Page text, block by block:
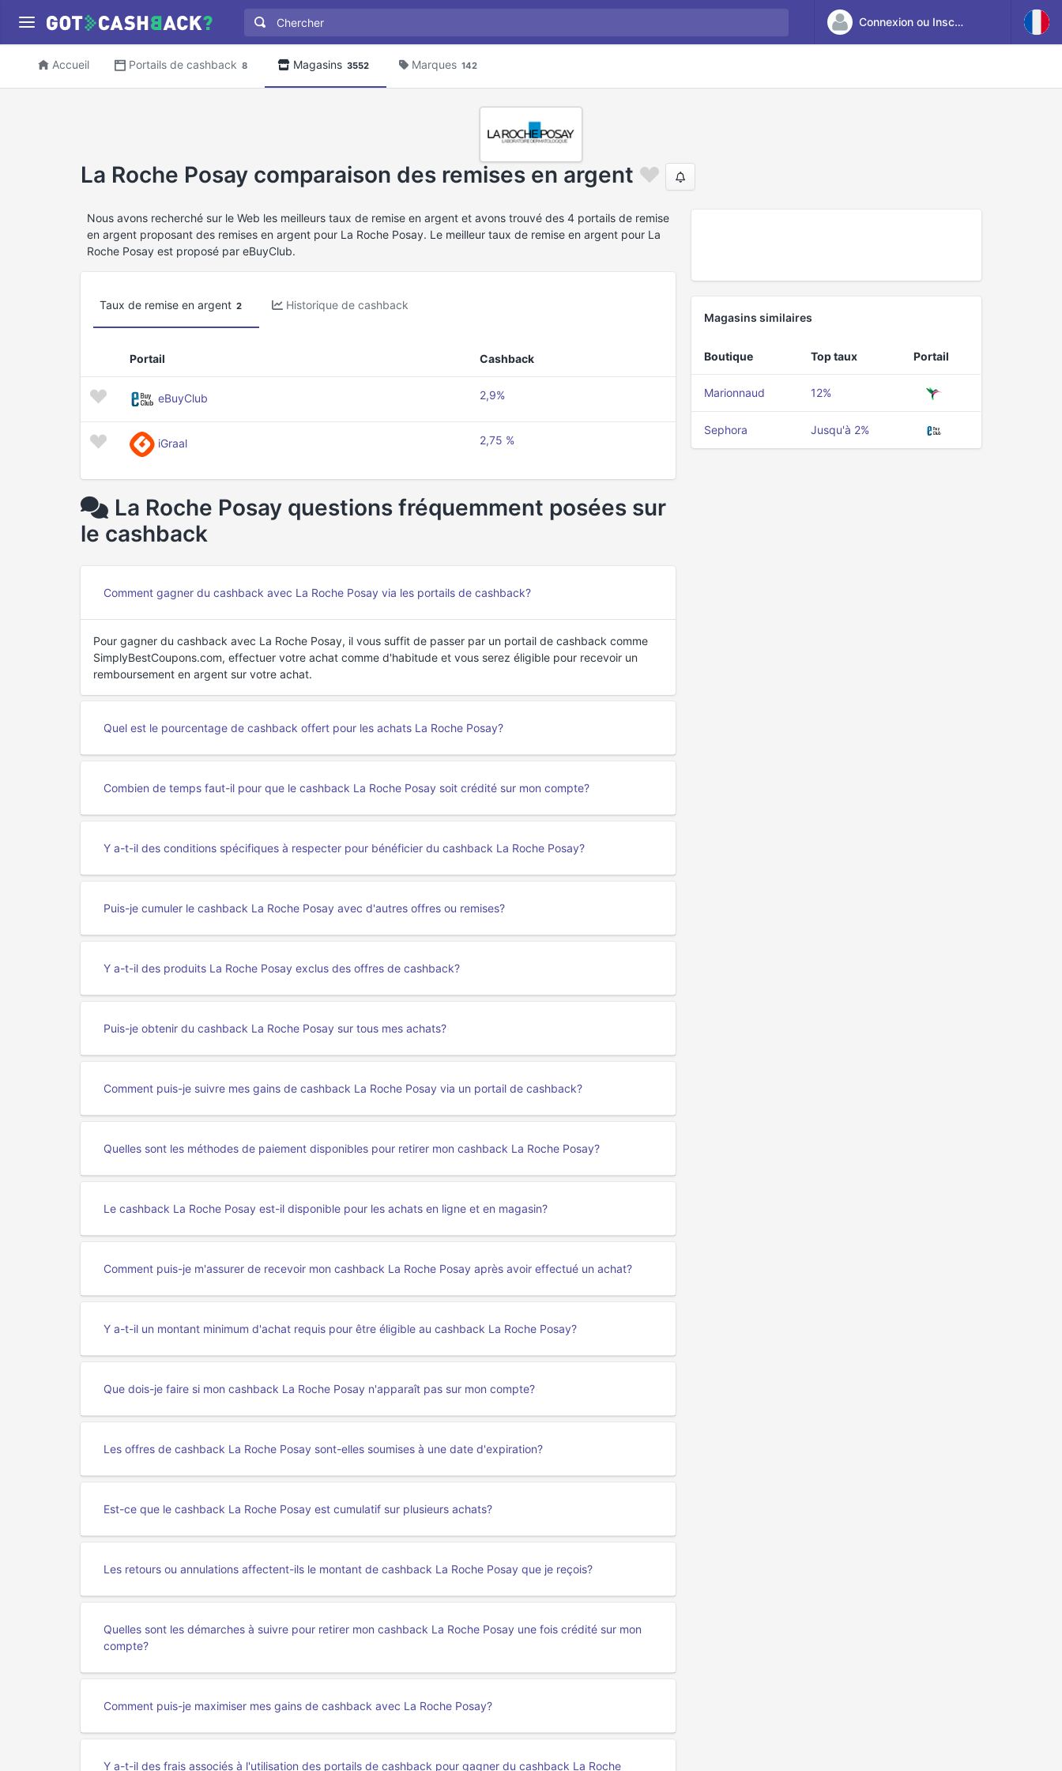
Connexion ou Inscription
Accueil Portails de cashback 8 Magasins 3552 Marques 142
La Roche Posay comparaison des remises en argent
Nous avons recherché sur le Web les meilleurs taux de remise en argent et avons trouvé des 4 portails de remise
en argent proposant des remises en argent pour La Roche Posay. Le meilleur taux de remise en argent pour La
Roche Posay est proposé par eBuyClub.
Taux de remise en argent 2 Historique de cashback
Portail Cashback
eBuyClub 2,9%
iGraal 2,75 %
La Roche Posay questions fréquemment posées sur
le cashback
Comment gagner du cashback avec La Roche Posay via les portails de cashback?
Pour gagner du cashback avec La Roche Posay, il vous suffit de passer par un portail de cashback comme
SimplyBestCoupons.com, effectuer votre achat comme d'habitude et vous serez éligible pour recevoir un
remboursement en argent sur votre achat.
Quel est le pourcentage de cashback offert pour les achats La Roche Posay?
Combien de temps faut-il pour que le cashback La Roche Posay soit crédité sur mon compte?
Y a-t-il des conditions spécifiques à respecter pour bénéficier du cashback La Roche Posay?
Puis-je cumuler le cashback La Roche Posay avec d'autres offres ou remises?
Y a-t-il des produits La Roche Posay exclus des offres de cashback?
Puis-je obtenir du cashback La Roche Posay sur tous mes achats?
Comment puis-je suivre mes gains de cashback La Roche Posay via un portail de cashback?
Quelles sont les méthodes de paiement disponibles pour retirer mon cashback La Roche Posay?
Le cashback La Roche Posay est-il disponible pour les achats en ligne et en magasin?
Comment puis-je m'assurer de recevoir mon cashback La Roche Posay après avoir effectué un achat?
Y a-t-il un montant minimum d'achat requis pour être éligible au cashback La Roche Posay?
Que dois-je faire si mon cashback La Roche Posay n'apparaît pas sur mon compte?
Les offres de cashback La Roche Posay sont-elles soumises à une date d'expiration?
Est-ce que le cashback La Roche Posay est cumulatif sur plusieurs achats?
Les retours ou annulations affectent-ils le montant de cashback La Roche Posay que je reçois?
Quelles sont les démarches à suivre pour retirer mon cashback La Roche Posay une fois crédité sur mon
compte?
Comment puis-je maximiser mes gains de cashback avec La Roche Posay?
Y a-t-il des frais associés à l'utilisation des portails de cashback pour gagner du cashback La Roche
Magasins similaires
Boutique Top taux Portail
Marionnaud 12%
Sephora Jusqu'à 2%